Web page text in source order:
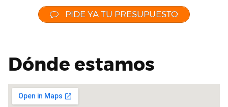
PIDE YA TU PRESUPUESTO
Dónde estamos